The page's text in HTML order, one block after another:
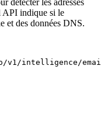
API indique si le
et des données DNS.
intelligence/